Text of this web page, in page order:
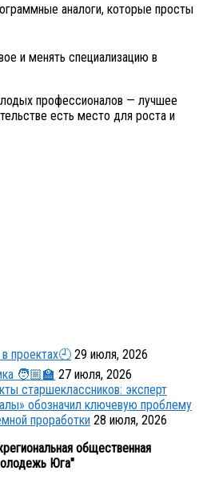
аналоги, которые просты
и менять специализацию в
профессионалов — лучшее
есть место для роста и
проектах🕘 29 июля, 2026
🧑🏼‍🏫 27 июля, 2026
старшеклассников: эксперт
обозначил ключевую проблему
проработки 28 июля, 2026
общественная
Юга"